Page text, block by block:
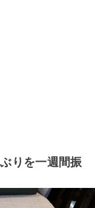
りを一週間振